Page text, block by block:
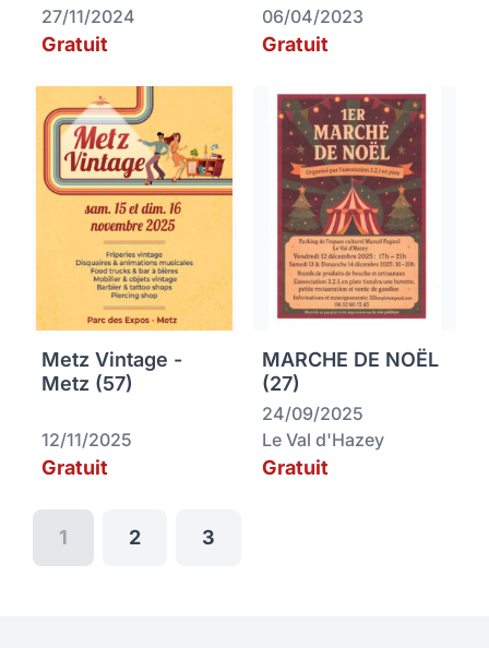
27/11/2024
Gratuit
06/04/2023
Gratuit
Metz Vintage -
Metz (57)
12/11/2025
Gratuit
MARCHE DE NOËL
(27)
24/09/2025
Le Val d'Hazey
Gratuit
1 2 3